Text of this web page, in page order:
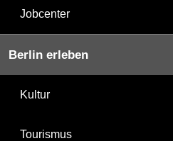
Jobcenter
Berlin erleben
Kultur
Tourismus